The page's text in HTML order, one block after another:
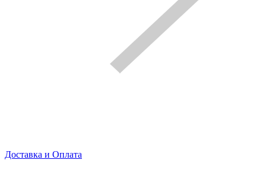
Доставка и Оплата